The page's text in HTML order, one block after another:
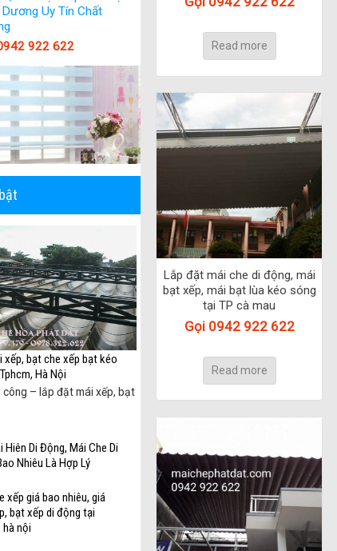
Uy Tín Chất
922 622
xếp, bạt che xếp bạt kéo
Hà Nội
công – lắp đặt mái xếp, bạt
Hiên Di Động, Mái Che Di
Nhiêu Là Hợp Lý
xếp giá bao nhiêu, giá
bạt xếp di động tại
nội
Read more
Lắp đặt mái che di động, mái
bạt xếp, mái bạt lùa kéo sóng
tại TP cà mau
Gọi 0942 922 622
Read more